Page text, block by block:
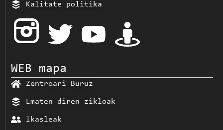
Kalitate politika
WEB mapa
Zentroari Buruz
Ematen diren zikloak
Ikasleak